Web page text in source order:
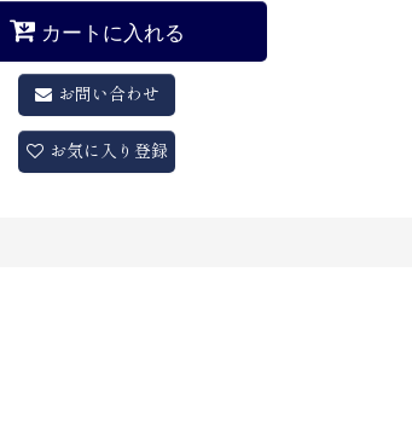
カートに入れる
お問い合わせ
お気に入り登録